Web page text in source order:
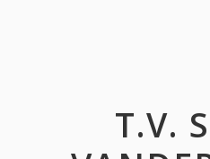
T.V.